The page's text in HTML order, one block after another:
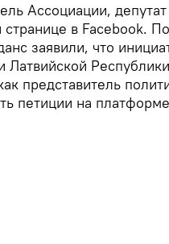
Ассоциации,
странице в Facebook.
заявили, что
Латвийской
представитель
петиции на